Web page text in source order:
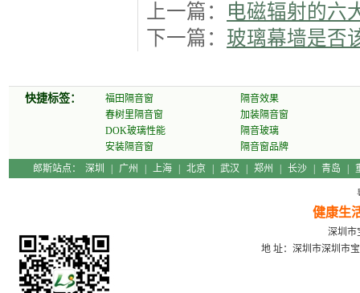
上一篇：
电磁辐射的六
下一篇： 玻璃幕墙是否
快捷标签： 福田隔音窗
隔音效果
春树里隔音窗
加装隔音窗
DOK玻璃性能
隔音玻璃
安装隔音窗
隔音窗品牌
郎斯站点：
深圳 广州 上海 北京 武汉 郑州 长沙 青岛
健康生
深圳市
地 址：深圳市深圳市